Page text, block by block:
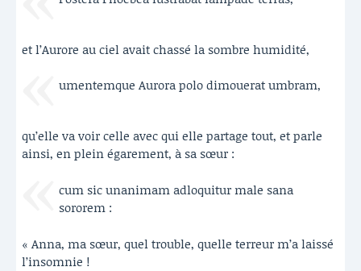
et l’Aurore au ciel avait chassé la sombre humidité,
umentemque Aurora polo dimouerat umbram,
qu’elle va voir celle avec qui elle partage tout, et parle
ainsi, en plein égarement, à sa sœur :
cum sic unanimam adloquitur male sana
sororem :
« Anna, ma sœur, quel trouble, quelle terreur m’a laissé
l’insomnie !